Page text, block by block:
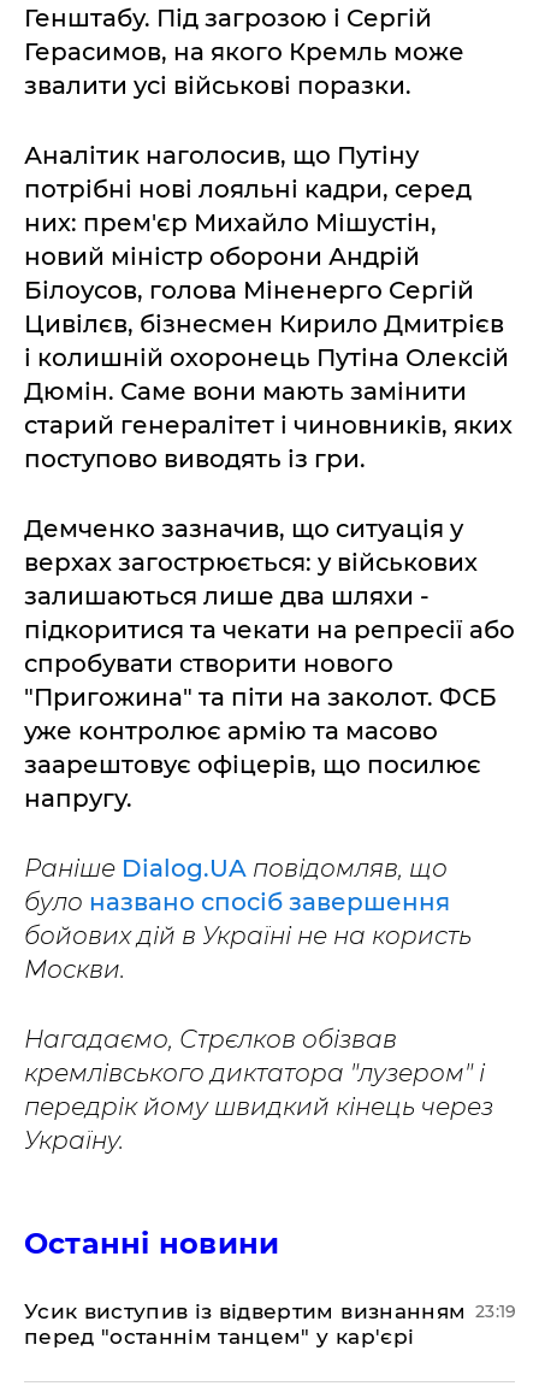
Генштабу. Під загрозою і Сергій
Герасимов, на якого Кремль може
звалити усі військові поразки.
Аналітик наголосив, що Путіну
потрібні нові лояльні кадри, серед
них: прем'єр Михайло Мішустін,
новий міністр оборони Андрій
Білоусов, голова Міненерго Сергій
Цивілєв, бізнесмен Кирило Дмитрієв
і колишній охоронець Путіна Олексій
Дюмін. Саме вони мають замінити
старий генералітет і чиновників, яких
поступово виводять із гри.
Демченко зазначив, що ситуація у
верхах загострюється: у військових
залишаються лише два шляхи -
підкоритися та чекати на репресії або
спробувати створити нового
"Пригожина" та піти на заколот. ФСБ
уже контролює армію та масово
заарештовує офіцерів, що посилює
напругу.
Раніше Dialog.UA повідомляв, що
було названо спосіб завершення
бойових дій в Україні не на користь
Москви.
Нагадаємо, Стрєлков обізвав
кремлівського диктатора "лузером" і
передрік йому швидкий кінець через
Україну.
Останні новини
​Усик виступив із відвертим визнанням
перед "останнім танцем" у кар'єрі
23:19